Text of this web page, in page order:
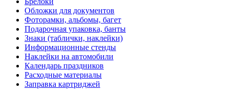
Обложки для документов
Фоторамки, альбомы, багет
Подарочная упаковка, банты
Знаки (таблички, наклейки)
Информационные стенды
Наклейки на автомобили
Календарь праздников
Расходные материалы
Заправка картриджей